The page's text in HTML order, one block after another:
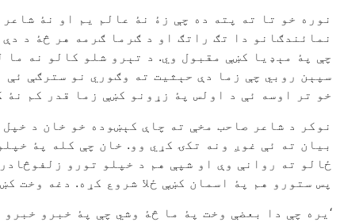
نوره خو تا ته پته ده چې زۀ نۀ عالم يم او نۀ
نمائندګانو دا تګ راتګ او د ګرما ګرمه هر څۀ د
چې پۀ مېډيا کښې مقبول وي. د تېرو شلو کالو نه
سپېن روبي چې زما دې حېثيت ته وګوري نو سترګې
خو تر اوسه ئې د اولس پۀ زړونو کښې زما قدر کم نۀ
نوکر د شاعر صاحب مخې ته چاې کېښوده خو خان د
بيان ته ئې غوږ ونه تکۍ کړي وو. خان چې کله پۀ
ځالو ته روانې وې او شپې هم د خپلو تورو
پس ستورو هم پۀ اسمان کښې ځلا شروع کړه. دغه وخت
‘يره چې دا بعضې وخت پۀ ما څۀ وشي چې پۀ خبرو